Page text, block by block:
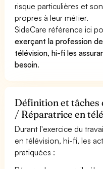
risque particulières et
propres à leur métier.
SideCare référence ici
exerçant la profession
télévision, hi-fi les
besoin.
Définition et tâches
/ Réparatrice en
Durant l'exercice du
en télévision, hi-fi, les
pratiquées :